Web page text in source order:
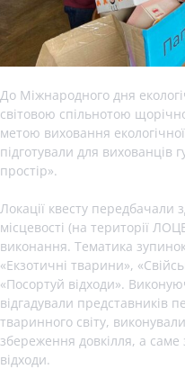
До Міжнародного дня
світовою спільнотою
метою виховання
підготували для вихованців
простір».
Локації квесту передбачали
місцевості (на території
виконання. Тематика
«Екзотичні тварини»,
«Посортуй відходи».
відгадували представників
тваринного світу,
збереження довкілля, а
відходи.